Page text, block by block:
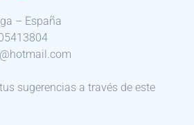
– España
sugerencias a través de este